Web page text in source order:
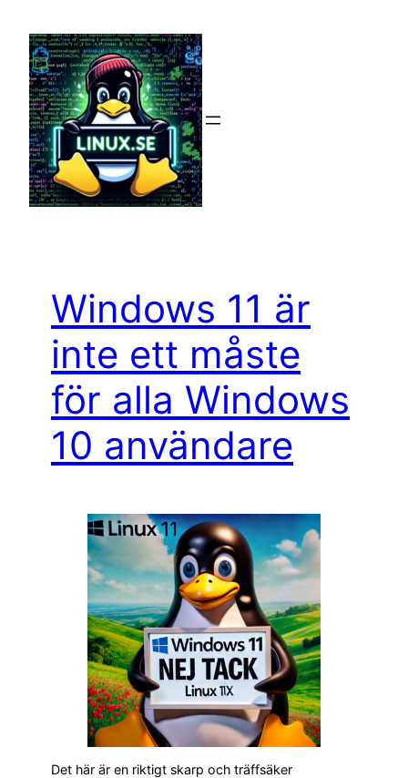
innehåll
Windows 11 är
inte ett måste
för alla Windows
10 användare
Det här är en riktigt skarp och träffsäker